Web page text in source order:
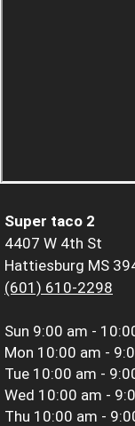
Super taco 2
4407 W 4th St
Hattiesburg MS
(601) 610-2298
Sun 9:00 am -
Mon 10:00 am -
Tue 10:00 am -
Wed 10:00 am -
Thu 10:00 am -